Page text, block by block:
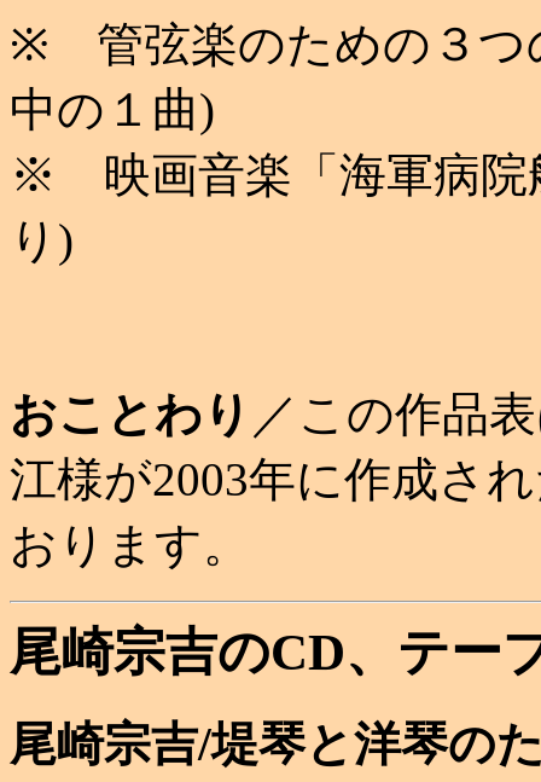
※ 管弦楽のための３つ
中の１曲)
※ 映画音楽「海軍病院
り)
おことわり ／この作品
江様が2003年に作成さ
おります。
尾崎宗吉のCD、テー
尾崎宗吉/堤琴と洋琴の